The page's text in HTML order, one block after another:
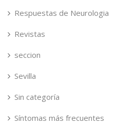
Respuestas de Neurologia
Revistas
seccion
Sevilla
Sin categoría
Síntomas más frecuentes